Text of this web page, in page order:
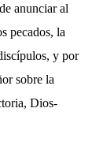
anunciar al
pecados, la
y por
sobre la
Dios-